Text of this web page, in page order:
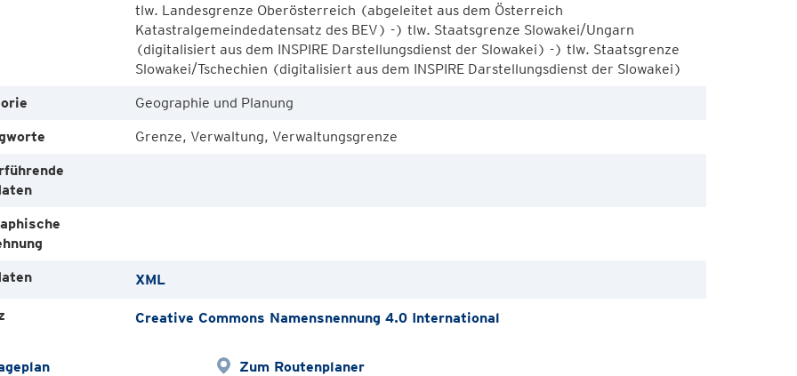
tlw. Landesgrenze Oberösterreich (abgeleitet aus dem Österreich
Katastralgemeindedatensatz des BEV) -) tlw. Staatsgrenze Slowakei/Ungarn
(digitalisiert aus dem INSPIRE Darstellungsdienst der Slowakei) -) tlw. Staatsgrenze
Slowakei/Tschechien (digitalisiert aus dem INSPIRE Darstellungsdienst der Slowakei)
Geographie und Planung
Grenze, Verwaltung, Verwaltungsgrenze
XML
Creative Commons Namensnennung 4.0 International
Zum Routenplaner